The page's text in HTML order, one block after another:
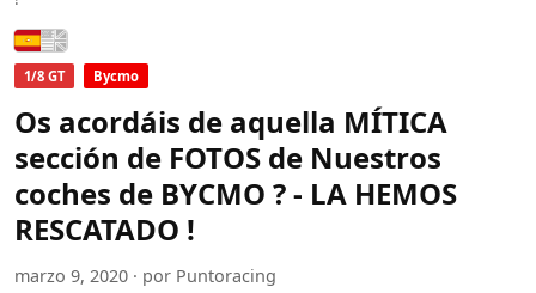
Español
1/8 GT Bycmo
Os acordáis de aquella MÍTICA
sección de FOTOS de Nuestros
coches de BYCMO ? - LA HEMOS
RESCATADO !
marzo 9, 2020 · por Puntoracing